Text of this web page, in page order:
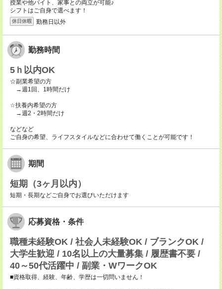
授業や他バイト、家事との両立が可能♪
シフトはご自身で選べます！
休日休暇 勤務日以外
勤務時間
5ｈ以内OK
☆副業希望の方
→週1回、1時間だけ
☆扶養内希望の方
→週2・2時間だけ
などなど
ご自身の希望、ライフスタイルなどに合わせて働くことが可能です！
期間
短期（3ヶ月以内）
短期・長期などご自身でお選びいただけます
応募資格・条件
職種未経験OK / 社会人未経験OK / ブランクOK /
大学生歓迎 / 10名以上の大量募集 / 履歴書不要 /
40～50代活躍中 / 副業・WワークOK
■資格取得、経験、年齢、学歴は一切問いません！